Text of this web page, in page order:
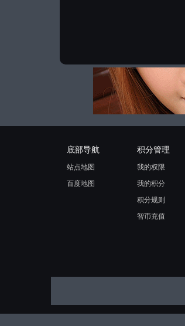
底部导航
站点地图
百度地图
积分管理
我的权限
我的积分
积分规则
智币充值